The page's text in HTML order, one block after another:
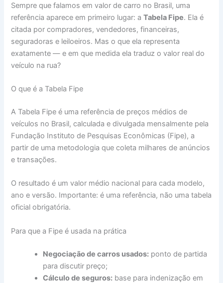
Sempre que falamos em valor de carro no Brasil, uma
referência aparece em primeiro lugar: aTabela Fipe. Ela é
citada por compradores, vendedores, financeiras,
seguradoras e leiloeiros. Mas o que ela representa
exatamente — e em que medida ela traduz o valor real do
veículo na rua?
O que é a Tabela Fipe
A Tabela Fipe é uma referência de preços médios de
veículos no Brasil, calculada e divulgada mensalmente pela
Fundação Instituto de Pesquisas Econômicas (Fipe), a
partir de uma metodologia que coleta milhares de anúncios
e transações.
O resultado é um valor médio nacional para cada modelo,
ano e versão. Importante: é uma referência, não uma tabela
oficial obrigatória.
Para que a Fipe é usada na prática
Negociação de carros usados: ponto de partida
para discutir preço;
Cálculo de seguros: base para indenização em